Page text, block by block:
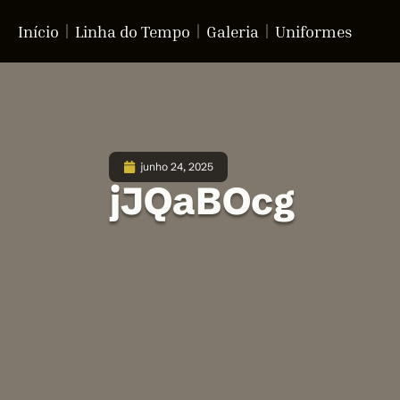
Início Linha do Tempo Galeria Uniformes
junho 24, 2025
jJQaBOcg